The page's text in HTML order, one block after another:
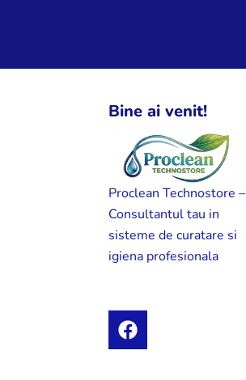
Bine ai venit!
Proclean Technostore –
Consultantul tau in
sisteme de curatare si
igiena profesionala
F
a
c